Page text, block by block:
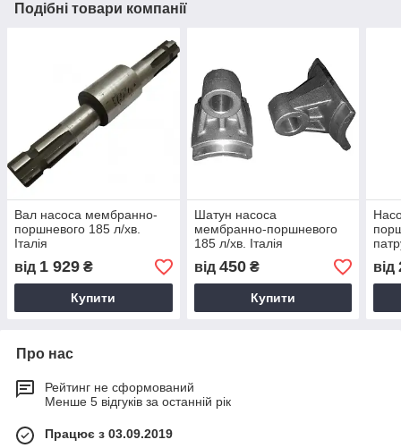
Подібні товари компанії
Вал насоса мембранно-
поршневого 185 л/хв.
Італія
від 1 929 ₴
Купити
Шатун насоса
мембранно-поршневого
185 л/хв. Італія
від 450₴
Купити
від
Про нас
Рейтинг не сформований
Менше 5 відгуків за останній рік
Працює з 03.09.2019